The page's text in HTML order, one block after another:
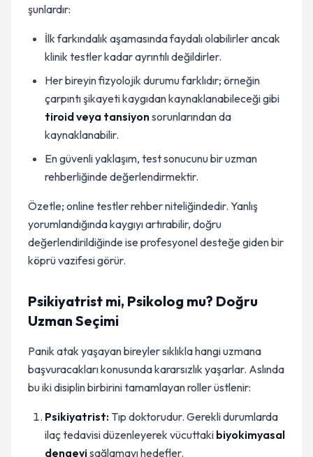
şunlardır:
İlk farkındalık aşamasında faydalı olabilirler ancak
klinik testler kadar ayrıntılı değildirler.
Her bireyin fizyolojik durumu farklıdır; örneğin
çarpıntı şikayeti kaygıdan kaynaklanabileceği gibi
tiroid veya tansiyonsorunlarından da
kaynaklanabilir.
En güvenli yaklaşım, test sonucunu bir uzman
rehberliğinde değerlendirmektir.
Özetle; online testler rehber niteliğindedir. Yanlış
yorumlandığında kaygıyı artırabilir, doğru
değerlendirildiğinde ise profesyonel desteğe giden bir
köprü vazifesi görür.
Psikiyatrist mi, Psikolog mu? Doğru
Uzman Seçimi
Panik atak yaşayan bireyler sıklıkla hangi uzmana
başvuracakları konusunda kararsızlık yaşarlar. Aslında
bu iki disiplin birbirini tamamlayan roller üstlenir:
Psikiyatrist: Tıp doktorudur. Gerekli durumlarda
ilaç tedavisi düzenleyerek vücuttaki biyokimyasal
dengeyisağlamayı hedefler.